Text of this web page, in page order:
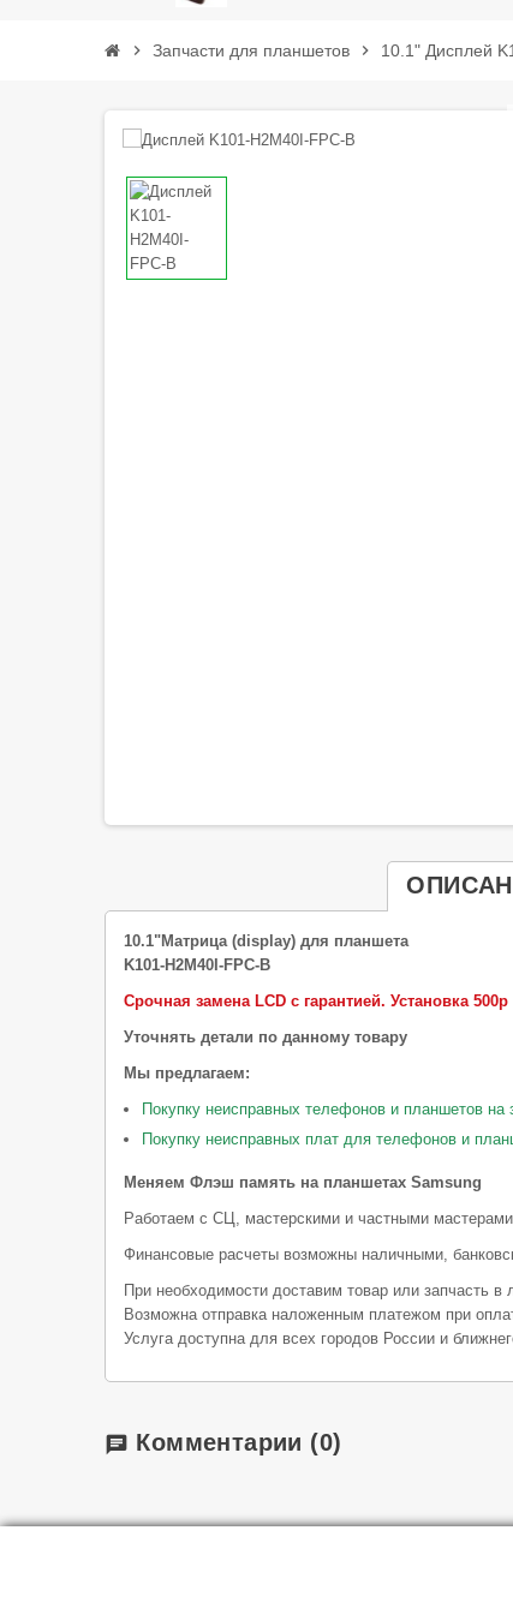
chevron_right Запчасти для планшетов chevron_right 10.1" Дисплей
10.1"Матрица (display) для планшета
K101-H2M40I-FPC-B
Срочная замена LCD с гарантией. Установка 500р
Уточнять детали по данному товару
Мы предлагаем:
Покупку неисправных телефонов и планшетов на
Покупку неисправных плат для телефонов и
Меняем Флэш память на планшетах Samsung
Работаем с СЦ, мастерскими и частными
Финансовые расчеты возможны наличными,
При необходимости доставим товар или запчасть в
Возможна отправка наложенным платежом при
Услуга доступна для всех городов России и
chat Комментарии (0)